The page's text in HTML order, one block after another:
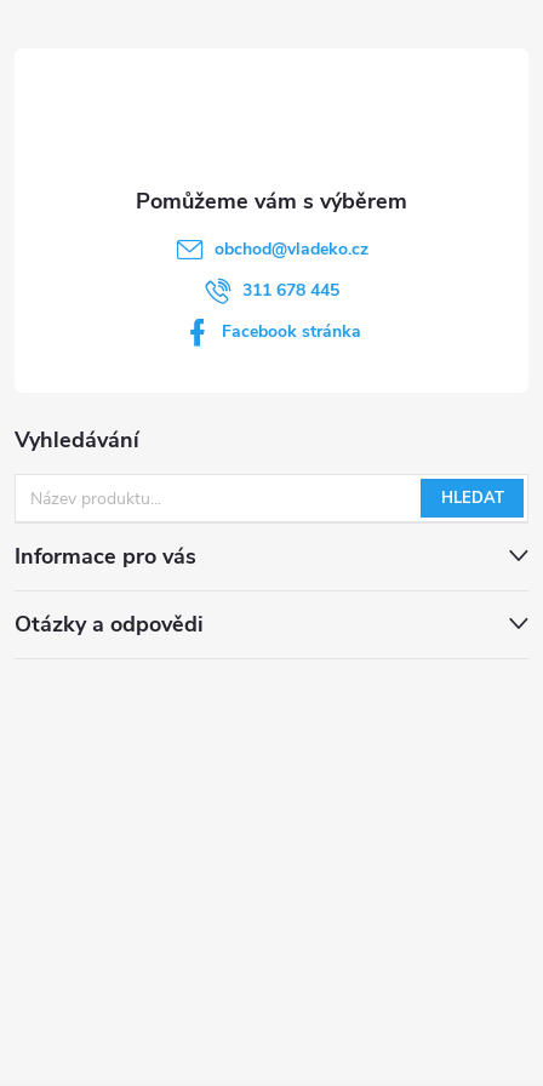
Vyhledávání
HLEDAT
Informace pro vás
Otázky a odpovědi
obchod@vladeko.cz
311 678 445
Facebook stránka